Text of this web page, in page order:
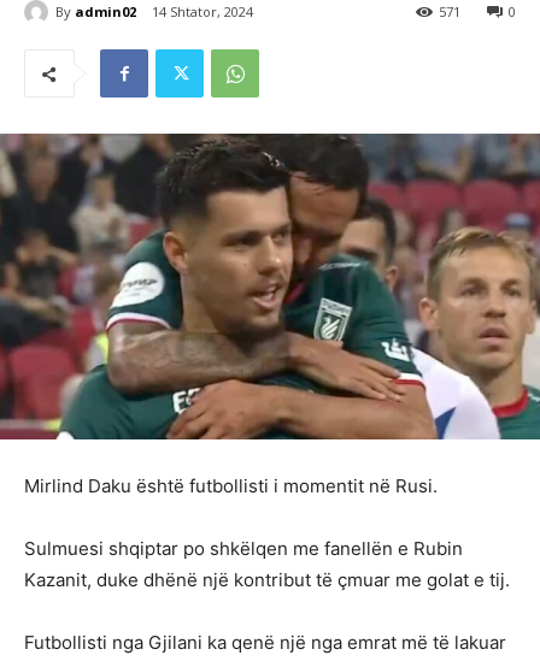
By admin02 14 Shtator, 2024 0
571
Mirlind Daku është futbollisti i momentit në Rusi.
Sulmuesi shqiptar po shkëlqen me fanellën e Rubin
Kazanit, duke dhënë një kontribut të çmuar me golat e tij.
Futbollisti nga Gjilani ka qenë një nga emrat më të lakuar